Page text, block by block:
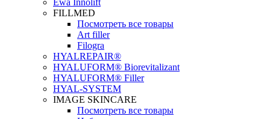
Ewa Innolift
FILLMED
Посмотреть все товары
Art filler
Filogra
НYALREPAIR®
HYALUFORM® Biorevitalizant
HYALUFORM® Filler
HYAL-SYSTEM
IMAGE SKINCARE
Посмотреть все товары